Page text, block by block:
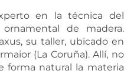
en la técnica del
de madera.
su taller, ubicado en
(La Coruña). Allí, no
forma natural la materia